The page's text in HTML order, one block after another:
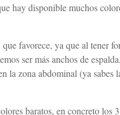
hay disponible muchos
favorece, ya que al tener
ser más anchos de
zona abdominal (ya sabes
baratos, en concreto